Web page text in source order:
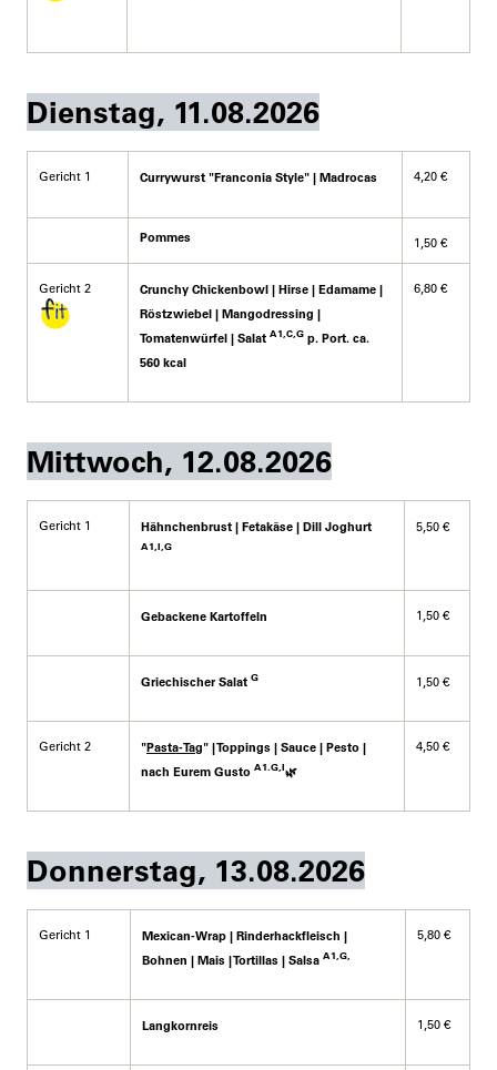
Dienstag, 11.08.2026
Gericht 1 Currywurst "Franconia Style" | Madrocas 4,20 €
Pommes 1,50 €
Gericht 2
Crunchy Chickenbowl | Hirse | Edamame |
Röstzwiebel | Mangodressing |
Tomatenwürfel | Salat A1,C,G p. Port. ca.
560 kcal
6,80 €
Mittwoch, 12.08.2026
Gericht 1 Hähnchenbrust | Fetakäse | Dill Joghurt
A1,I,G
5,50 €
Gebackene Kartoffeln 1,50 €
Griechischer Salat G 1,50 €
Gericht 2 "Pasta-Tag" | Toppings | Sauce | Pesto |
nach Eurem Gusto A1.G,I🌿
4,50 €
Donnerstag, 13.08.2026
Gericht 1
Mexican-Wrap | Rinderhackfleisch |
Bohnen | Mais | Tortillas | Salsa A1,G,
5,80 €
Langkornreis 1,50 €